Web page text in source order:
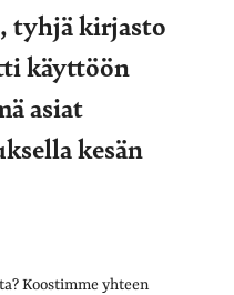
tyhjä kirjasto
käyttöön
asiat
kesän
Koostimme yhteen